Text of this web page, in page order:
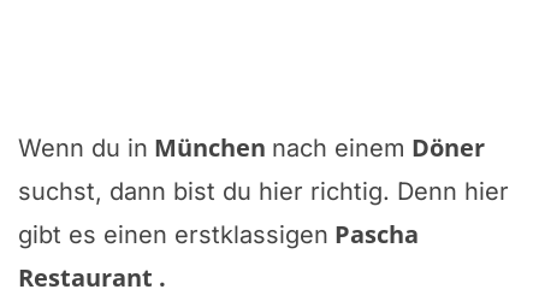
Wenn du in München nach einem Döner
suchst, dann bist du hier richtig. Denn hier
gibt es einen erstklassigen Pascha
Restaurant .